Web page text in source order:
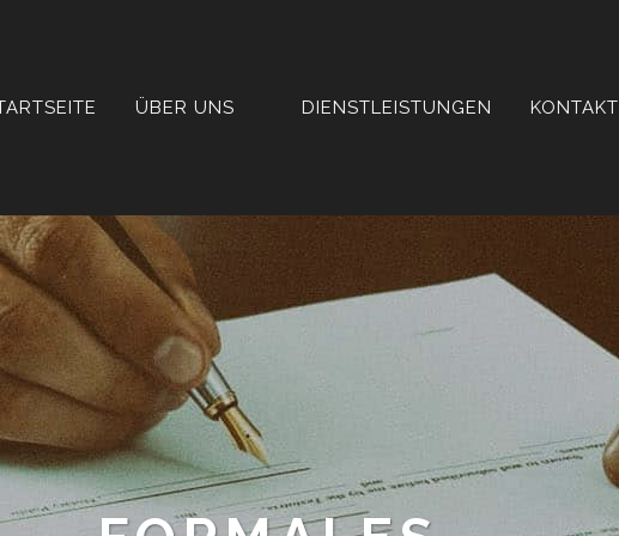
ÜBER UNS DIENSTLEISTUNGEN KONTAKT